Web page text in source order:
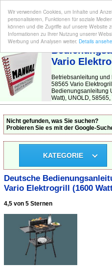
Wir verwenden Cookies, um Inhalte und
personalisieren, Funktionen für soziale
können und die Zugriffe auf unsere Website
Informationen zu Ihrer Nutzung unserer
Werbung und Analysen weiter. Details
BEDIENUNGSANLEITUNG| Hier finden
Vario
Betriebsanleitung
58565 Vario
Bedienungsanleitung
Watt), UNOLD,
Nicht gefunden, was Sie suchen?
Probieren Sie es mit der Google-
KATEGORIE
Deutsche
Vario Elektrogrill (1600
4,5 von 5 Sternen